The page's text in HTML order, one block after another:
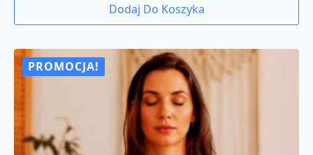
wynosiła:
200.00 zł.
wynosi:
69.00 zł.
Dodaj Do Koszyka
PROMOCJA!